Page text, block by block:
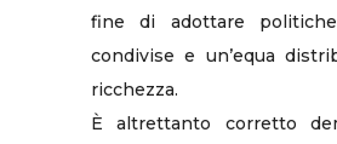
fine di adottare
condivise e un’equa
ricchezza.
È altrettanto corretto